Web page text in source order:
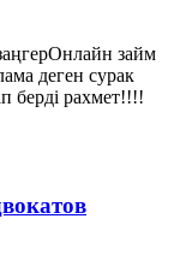
займ
деген сурак
берді рахмет!!!!